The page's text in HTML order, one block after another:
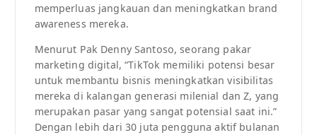
memperluas jangkauan dan meningkatkan brand
awareness mereka.
Menurut Pak Denny Santoso, seorang pakar
marketing digital, “TikTok memiliki potensi besar
untuk membantu bisnis meningkatkan visibilitas
mereka di kalangan generasi milenial dan Z, yang
merupakan pasar yang sangat potensial saat ini.”
Dengan lebih dari 30 juta pengguna aktif bulanan